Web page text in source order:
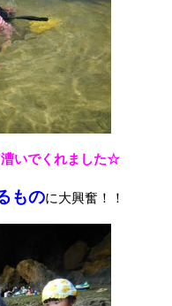
いでくれました☆
ものに大興奮！！